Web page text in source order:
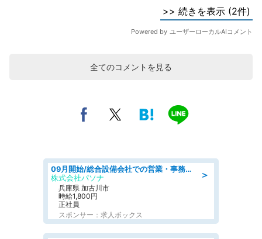
全てのコメントを見る
＞
09月開始/総合設備会社での営業・事務のお仕事/車通勤可/賞与あり/営業/営業事務
株式会社パソナ
兵庫県 加古川市
時給1,800円
正社員
スポンサー：求人ボックス